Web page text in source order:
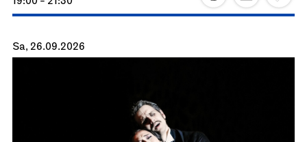
Sa, 26.09.2026